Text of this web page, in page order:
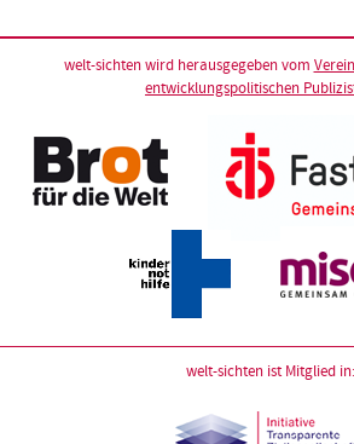
welt-sichten wird herausgegeben vom
entwicklungspolitischen
welt-sichten ist Mitglied in: